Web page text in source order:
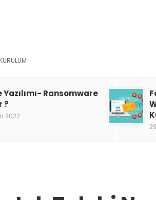
KURULUM
Yazılımı- Ransomware
?
2022